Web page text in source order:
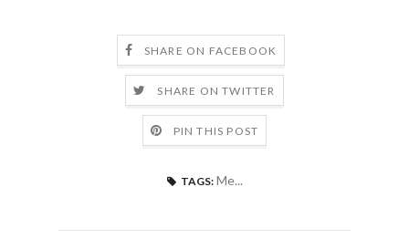
SHARE ON FACEBOOK
SHARE ON TWITTER
PIN THIS POST
TAGS: Me...